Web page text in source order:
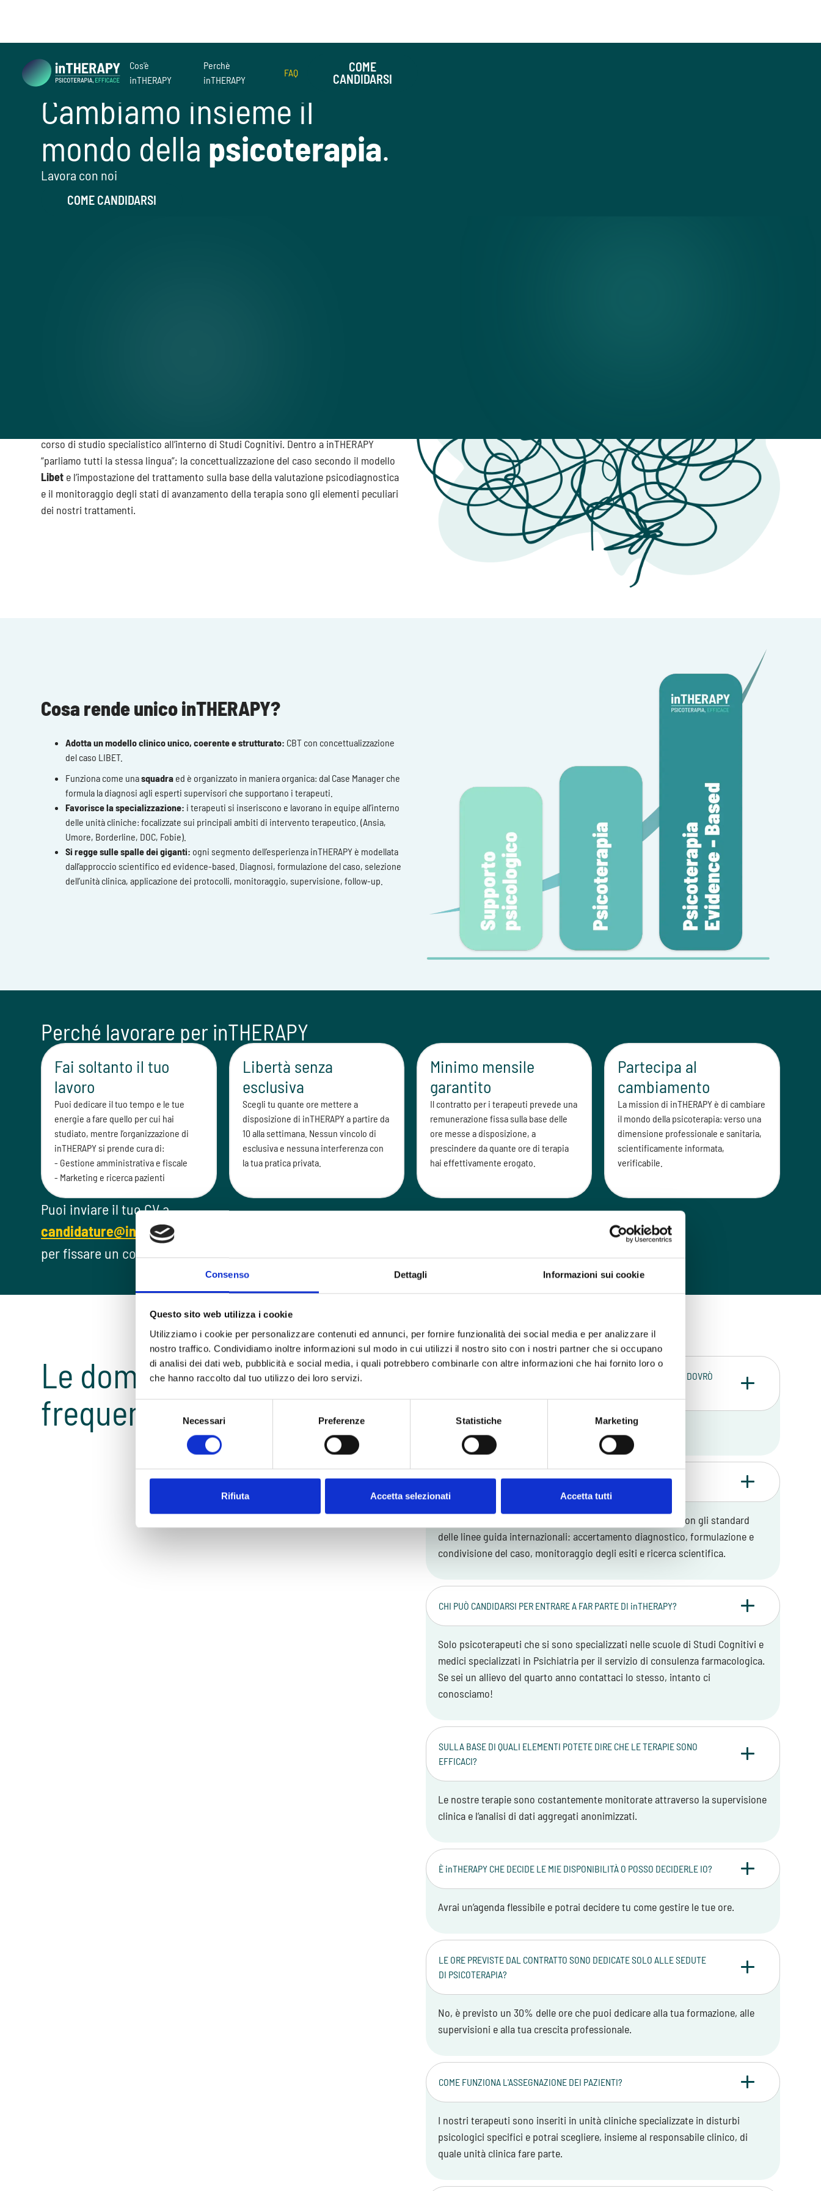
Consenso Dettagli Informazioni sui cookie
Questo sito web utilizza i cookie
Utilizziamo i cookie per personalizzare contenuti ed annunci, per fornire funzionalità dei social media e per analizzare il
nostro traffico. Condividiamo inoltre informazioni sul modo in cui utilizzi il nostro sito con i nostri partner che si occupano
di analisi dei dati web, pubblicità e social media, i quali potrebbero combinarle con altre informazioni che hai fornito loro o
che hanno raccolto dal tuo utilizzo dei loro servizi.
Selezione
Necessari Preferenze Statistiche Marketing
Rifiuta Accetta selezionati Accetta tutti
Cos'è
inTHERAPY
Perchè
inTHERAPY
FAQ
COME
CANDIDARSI
Cambiamo insieme il
mondo della psicoterapia.
Lavora con noi
COME CANDIDARSI
corso di studio specialistico all’interno di Studi Cognitivi. Dentro a inTHERAPY
“parliamo tutti la stessa lingua”; la concettualizzazione del caso secondo il modello
Libet e l’impostazione del trattamento sulla base della valutazione psicodiagnostica
e il monitoraggio degli stati di avanzamento della terapia sono gli elementi peculiari
dei nostri trattamenti.
Cosa rende unico inTHERAPY?
Adotta un modello clinico unico, coerente e strutturato: CBT con concettualizzazione
del caso LIBET.
Funziona come unasquadra ed è organizzato in maniera organica: dal Case Manager che
formula la diagnosi agli esperti supervisori che supportano i terapeuti.
Favorisce la specializzazione: i terapeuti si inseriscono e lavorano in equipe all’interno
delle unità cliniche: focalizzate sui principali ambiti di intervento terapeutico. (Ansia,
Umore, Borderline, DOC, Fobie).
Si regge sulle spalle dei giganti: ogni segmento dell’esperienza inTHERAPY è modellata
dall’approccio scientifico ed evidence-based. Diagnosi, formulazione del caso, selezione
dell’unità clinica, applicazione dei protocolli, monitoraggio, supervisione, follow-up.
Perché lavorare per inTHERAPY
Fai soltanto il tuo
lavoro
Puoi dedicare il tuo tempo e le tue
energie a fare quello per cui hai
studiato, mentre l’organizzazione di
inTHERAPY si prende cura di:
- Gestione amministrativa e fiscale
- Marketing e ricerca pazienti
Libertà senza
esclusiva
Scegli tu quante ore mettere a
disposizione di inTHERAPY a partire da
10 alla settimana. Nessun vincolo di
esclusiva e nessuna interferenza con
la tua pratica privata.
Minimo mensile
garantito
Il contratto per i terapeuti prevede una
remunerazione fissa sulla base delle
ore messe a disposizione, a
prescindere da quante ore di terapia
hai effettivamente erogato.
Partecipa al
cambiamento
La mission di inTHERAPY è di cambiare
il mondo della psicoterapia: verso una
dimensione professionale e sanitaria,
scientificamente informata,
verificabile.
Puoi inviare il tuo CV a
candidature@intherapy.it
per fissare un colloquio conoscitivo.
Le domande più
frequenti sono...
SE POI VOLESSI CHIUDERE LA COLLABORAZIONE CON inTHERAPY, DOVRÒ
Assolutamente no!
COME FA inTHERAPY A GARANTIRE I SERVIZI CHE OFFRE?
Il modello di inTHERAPY si basa su punti cardine in linea con gli standard
delle linee guida internazionali: accertamento diagnostico, formulazione e
condivisione del caso, monitoraggio degli esiti e ricerca scientifica.
CHI PUÒ CANDIDARSI PER ENTRARE A FAR PARTE DI inTHERAPY?
Solo psicoterapeuti che si sono specializzati nelle scuole di Studi Cognitivi e
medici specializzati in Psichiatria per il servizio di consulenza farmacologica.
Se sei un allievo del quarto anno contattaci lo stesso, intanto ci
conosciamo!
SULLA BASE DI QUALI ELEMENTI POTETE DIRE CHE LE TERAPIE SONO
EFFICACI?
Le nostre terapie sono costantemente monitorate attraverso la supervisione
clinica e l’analisi di dati aggregati anonimizzati.
È inTHERAPY CHE DECIDE LE MIE DISPONIBILITÀ O POSSO DECIDERLE IO?
Avrai un’agenda flessibile e potrai decidere tu come gestire le tue ore.
LE ORE PREVISTE DAL CONTRATTO SONO DEDICATE SOLO ALLE SEDUTE
DI PSICOTERAPIA?
No, è previsto un 30% delle ore che puoi dedicare alla tua formazione, alle
supervisioni e alla tua crescita professionale.
COME FUNZIONA L'ASSEGNAZIONE DEI PAZIENTI?
I nostri terapeuti sono inseriti in unità cliniche specializzate in disturbi
psicologici specifici e potrai scegliere, insieme al responsabile clinico, di
quale unità clinica fare parte.